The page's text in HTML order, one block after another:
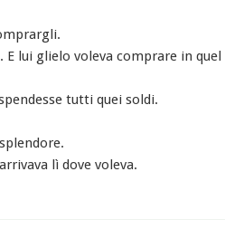
E lui glielo voleva comprare in
tutti quei soldi.
lì dove voleva.